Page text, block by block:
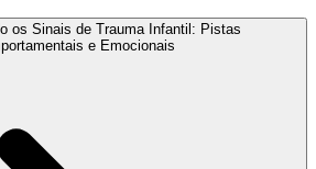
os Sinais de Trauma Infantil: Pistas
e Emocionais